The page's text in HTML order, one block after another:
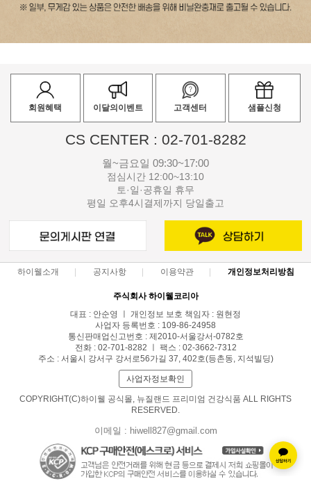
회원혜택 이달의이벤트 고객센터 샘플신청
CS CENTER : 02-701-8282
월~금요일 09:30~17:00
점심시간 12:00~13:10
토·일·공휴일 휴무
평일 오후4시결제까지 당일출고
하이웰소개 공지사항 이용약관 개인정보처리방침
주식회사 하이웰코리아
대표 : 안순영 ㅣ 개인정보 보호 책임자 : 원현정
사업자 등록번호 : 109-86-24958
통신판매업신고번호 : 제2010-서울강서-0782호
전화 : 02-701-8282 ㅣ 팩스 : 02-3662-7312
주소 : 서울시 강서구 강서로56가길 37, 402호(등촌동, 지석빌딩)
사업자정보확인
COPYRIGHT(C)하이웰 공식몰, 뉴질랜드 프리미엄 건강식품 ALL RIGHTS
RESERVED.
이메일 : hiwell827@gmail.com